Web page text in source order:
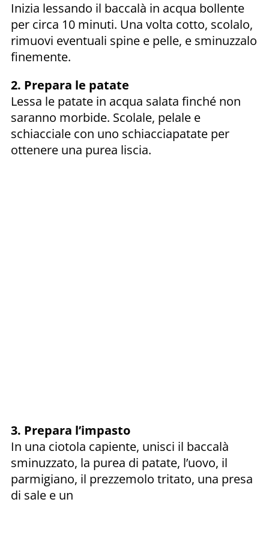
Inizia lessando il baccalà in acqua bollente
per circa 10 minuti. Una volta cotto, scolalo,
rimuovi eventuali spine e pelle, e sminuzzalo
finemente.
2. Prepara le patate
Lessa le patate in acqua salata finché non
saranno morbide. Scolale, pelale e
schiacciale con uno schiacciapatate per
ottenere una purea liscia.
3. Prepara l’impasto
In una ciotola capiente, unisci il baccalà
sminuzzato, la purea di patate, l’uovo, il
parmigiano, il prezzemolo tritato, una presa
di sale e un